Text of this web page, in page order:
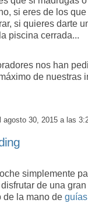
si eres de los
si quieres darte
piscina cerrada...
nos han
de nuestras
agosto 30, 2015 a las
simplemente
de una
de la mano de